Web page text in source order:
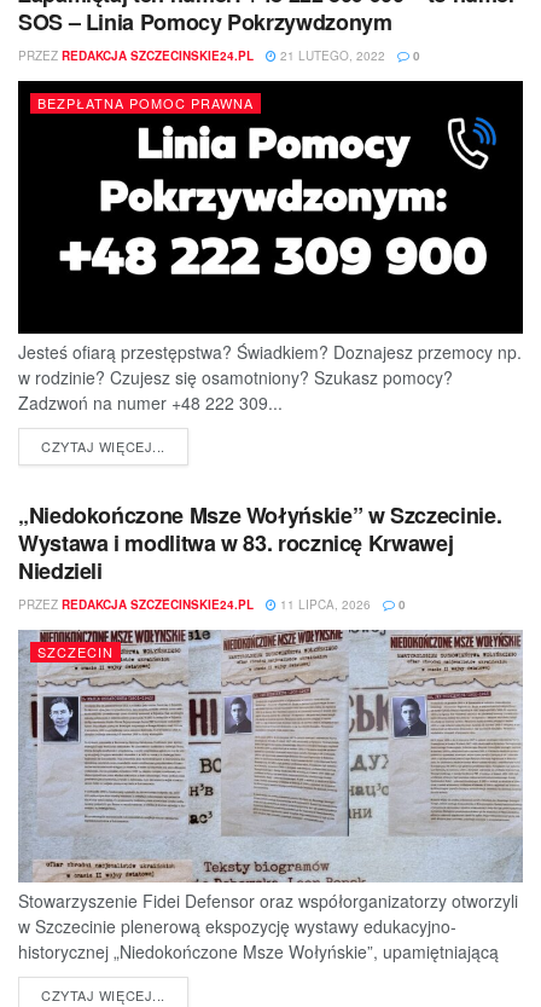
SOS – Linia Pomocy Pokrzywdzonym
PRZEZ REDAKCJA SZCZECINSKIE24.PL 21 LUTEGO, 2022 0
BEZPŁATNA POMOC PRAWNA
Jesteś ofiarą przestępstwa? Świadkiem? Doznajesz przemocy np.
w rodzinie? Czujesz się osamotniony? Szukasz pomocy?
Zadzwoń na numer +48 222 309...
CZYTAJ WIĘCEJ...
„Niedokończone Msze Wołyńskie” w Szczecinie.
Wystawa i modlitwa w 83. rocznicę Krwawej
Niedzieli
PRZEZ REDAKCJA SZCZECINSKIE24.PL 11 LIPCA, 2026 0
SZCZECIN
Stowarzyszenie Fidei Defensor oraz współorganizatorzy otworzyli
w Szczecinie plenerową ekspozycję wystawy edukacyjno-
historycznej „Niedokończone Msze Wołyńskie”, upamiętniającą
ofiary jednej z najtragiczniejszych...
CZYTAJ WIĘCEJ...